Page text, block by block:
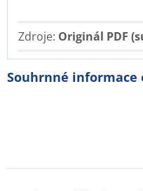
Zdroje: Originál PDF
Souhrnné informace